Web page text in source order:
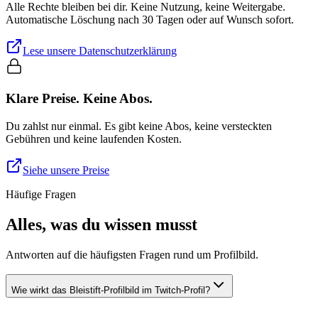
Alle Rechte bleiben bei dir. Keine Nutzung, keine Weitergabe.
Automatische Löschung nach 30 Tagen oder auf Wunsch sofort.
Lese unsere Datenschutzerklärung
Klare Preise. Keine Abos.
Du zahlst nur einmal. Es gibt keine Abos, keine versteckten
Gebühren und keine laufenden Kosten.
Siehe unsere Preise
Häufige Fragen
Alles, was du wissen musst
Antworten auf die häufigsten Fragen rund um Profilbild.
Wie wirkt das Bleistift-Profilbild im Twitch-Profil?